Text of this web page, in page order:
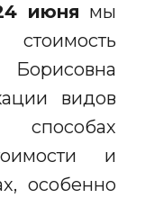
июня мы
Борисовна
видов
и
особенно